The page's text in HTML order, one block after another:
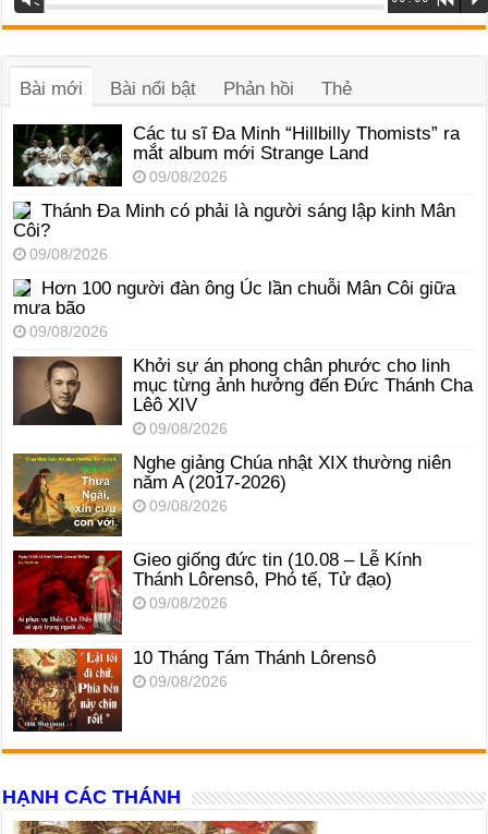
phát
Bài mới Bài nổi bật Phản hồi Thẻ
Các tu sĩ Đa Minh “Hillbilly Thomists” ra
mắt album mới Strange Land
09/08/2026
Thánh Đa Minh có phải là người sáng lập kinh Mân
Côi?
09/08/2026
Hơn 100 người đàn ông Úc lần chuỗi Mân Côi giữa
mưa bão
09/08/2026
Khởi sự án phong chân phước cho linh
mục từng ảnh hưởng đến Đức Thánh Cha
Lêô XIV
09/08/2026
Nghe giảng Chúa nhật XIX thường niên
năm A (2017-2026)
09/08/2026
Gieo giống đức tin (10.08 – Lễ Kính
Thánh Lôrensô, Phó tế, Tử đạo)
09/08/2026
10 Tháng Tám Thánh Lôrensô
09/08/2026
HẠNH CÁC THÁNH